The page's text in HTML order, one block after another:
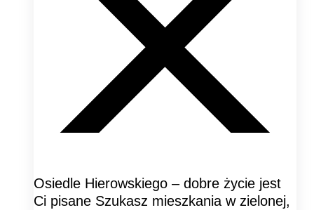
Osiedle Hierowskiego – dobre życie jest
Ci pisane Szukasz mieszkania w zielonej,